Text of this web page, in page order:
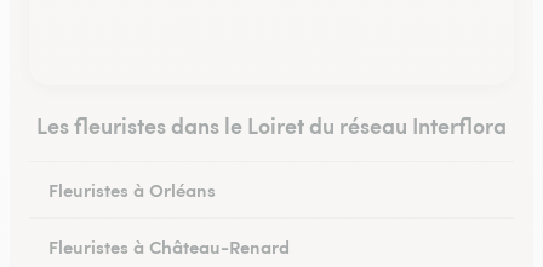
Les fleuristes dans le Loiret du réseau Interflora
Fleuristes à Orléans
Fleuristes à Château-Renard